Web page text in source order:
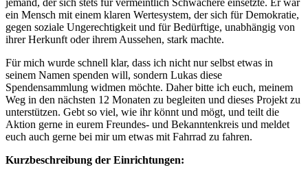
ein Mensch mit einem klaren Wertesystem, der sich für Demokratie,
gegen soziale Ungerechtigkeit und für Bedürftige, unabhängig von
ihrer Herkunft oder ihrem Aussehen, stark machte.
Für mich wurde schnell klar, dass ich nicht nur selbst etwas in
seinem Namen spenden will, sondern Lukas diese
Spendensammlung widmen möchte. Daher bitte ich euch, meinem
Weg in den nächsten 12 Monaten zu begleiten und dieses Projekt zu
unterstützen. Gebt so viel, wie ihr könnt und mögt, und teilt die
Aktion gerne in eurem Freundes- und Bekanntenkreis und meldet
euch auch gerne bei mir um etwas mit Fahrrad zu fahren.
Kurzbeschreibung der Einrichtungen: